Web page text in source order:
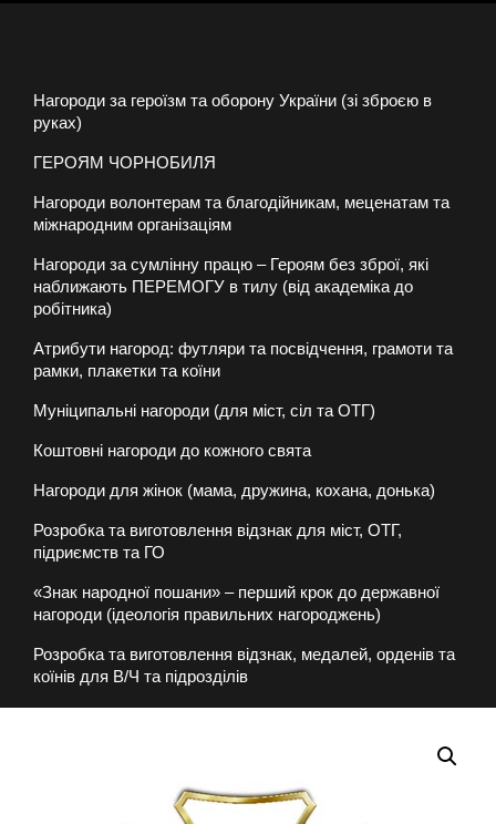
Нагороди за героїзм та оборону України (зі зброєю в
руках)
ГЕРОЯМ ЧОРНОБИЛЯ
Нагороди волонтерам та благодійникам, меценатам та
міжнародним організаціям
Нагороди за сумлінну працю – Героям без зброї, які
наближають ПЕРЕМОГУ в тилу (від академіка до
робітника)
Атрибути нагород: футляри та посвідчення, грамоти та
рамки, плакетки та коїни
Муніципальні нагороди (для міст, сіл та ОТГ)
Коштовні нагороди до кожного свята
Нагороди для жінок (мама, дружина, кохана, донька)
Розробка та виготовлення відзнак для міст, ОТГ,
підриємств та ГО
«Знак народної пошани» – перший крок до державної
нагороди (ідеологія правильних нагороджень)
Розробка та виготовлення відзнак, медалей, орденів та
коїнів для В/Ч та підрозділів